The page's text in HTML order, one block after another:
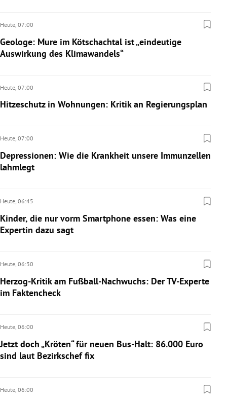
Heute, 07:00
Geologe: Mure im Kötschachtal ist „eindeutige
Auswirkung des Klimawandels“
Heute, 07:00
Hitzeschutz in Wohnungen: Kritik an Regierungsplan
Heute, 07:00
Depressionen: Wie die Krankheit unsere Immunzellen
lahmlegt
Heute, 06:45
Kinder, die nur vorm Smartphone essen: Was eine
Expertin dazu sagt
Heute, 06:30
Herzog-Kritik am Fußball-Nachwuchs: Der TV-Experte
im Faktencheck
Heute, 06:00
Jetzt doch „Kröten“ für neuen Bus-Halt: 86.000 Euro
sind laut Bezirkschef fix
Heute, 06:00